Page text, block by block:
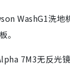
WashG1洗地
。
7M3无反光